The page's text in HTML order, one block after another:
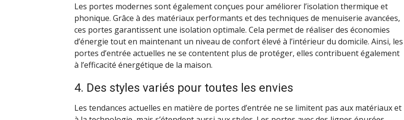
Les portes modernes sont également conçues pour améliorer l’isolation thermique et
phonique. Grâce à des matériaux performants et des techniques de menuiserie avancées,
ces portes garantissent une isolation optimale. Cela permet de réaliser des économies
d’énergie tout en maintenant un niveau de confort élevé à l’intérieur du domicile. Ainsi, les
portes d’entrée actuelles ne se contentent plus de protéger, elles contribuent également
à l’efficacité énergétique de la maison.
4. Des styles variés pour toutes les envies
Les tendances actuelles en matière de portes d’entrée ne se limitent pas aux matériaux et